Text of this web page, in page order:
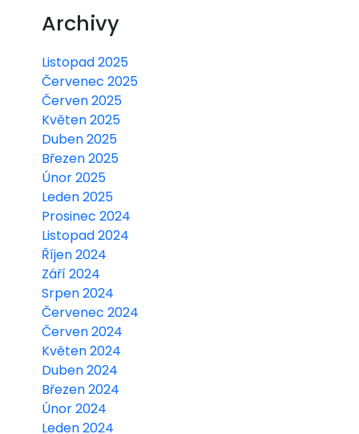
Archivy
Listopad 2025
Červenec 2025
Červen 2025
Květen 2025
Duben 2025
Březen 2025
Únor 2025
Leden 2025
Prosinec 2024
Listopad 2024
Říjen 2024
Září 2024
Srpen 2024
Červenec 2024
Červen 2024
Květen 2024
Duben 2024
Březen 2024
Únor 2024
Leden 2024